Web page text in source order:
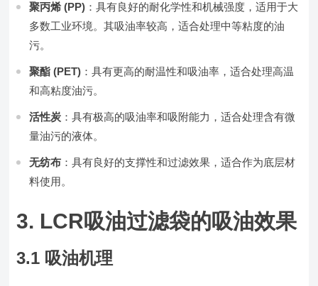
聚丙烯 (PP) ：具有良好的耐化学性和机械强度，适用于大
多数工业环境。其吸油率较高，适合处理中等粘度的油
污。
聚酯 (PET) ：具有更高的耐温性和吸油率，适合处理高温
和高粘度油污。
活性炭 ：具有极高的吸油率和吸附能力，适合处理含有微
量油污的液体。
无纺布 ：具有良好的支撑性和过滤效果，适合作为底层材
料使用。
3. LCR吸油过滤袋的吸油效果
3.1 吸油机理